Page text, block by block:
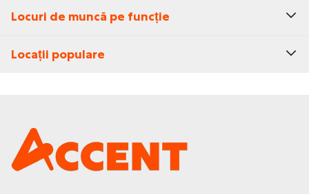
Locuri de muncă pe funcție
Locații populare